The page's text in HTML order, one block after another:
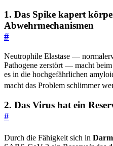
1. Das Spike kapert
Abwehrmechanismen
#
Neutrophile Elastase —
Pathogene zerstört — macht
es in die hochgefährlichen
macht das Problem schlimmer
2. Das Virus hat ein
#
Durch die Fähigkeit sich in